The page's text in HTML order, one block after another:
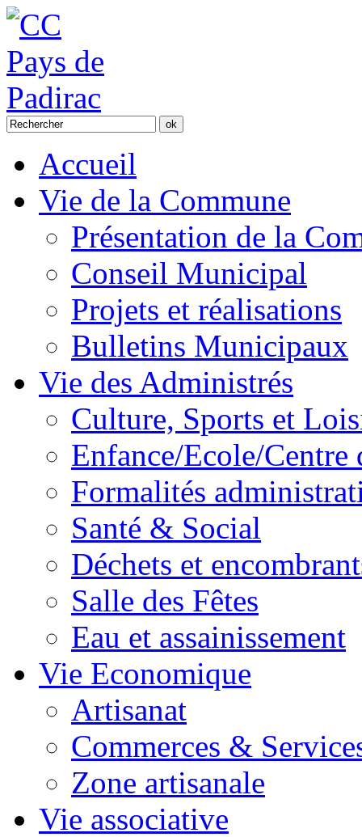
Accueil
Vie de la Commune
Présentation de la
Conseil Municipal
Projets et réalisations
Bulletins Municipaux
Vie des Administrés
Culture, Sports et
Enfance/Ecole/Centre
Formalités
Santé & Social
Déchets et
Salle des Fêtes
Eau et assainissement
Vie Economique
Artisanat
Commerces &
Zone artisanale
Vie associative